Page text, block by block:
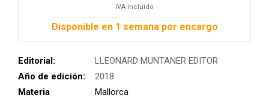
IVA incluido
Disponible en 1 semana por encargo
Editorial:
LLEONARD MUNTANER EDITOR
Año de edición:
2018
Materia
Mallorca